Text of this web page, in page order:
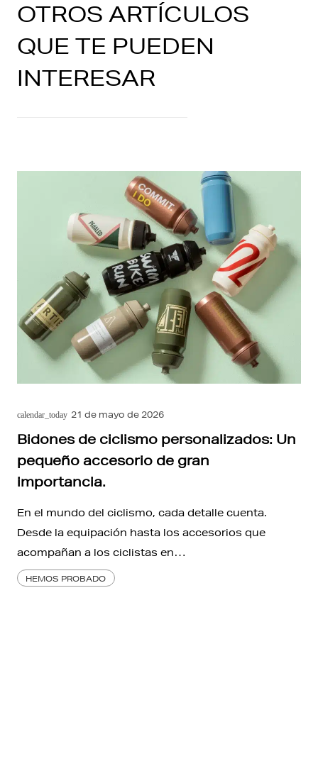
OTROS ARTÍCULOS
QUE TE PUEDEN
INTERESAR
calendar_today 21 de mayo de 2026
Bidones de ciclismo personalizados: Un
pequeño accesorio de gran
importancia.
En el mundo del ciclismo, cada detalle cuenta.
Desde la equipación hasta los accesorios que
acompañan a los ciclistas en…
HEMOS PROBADO